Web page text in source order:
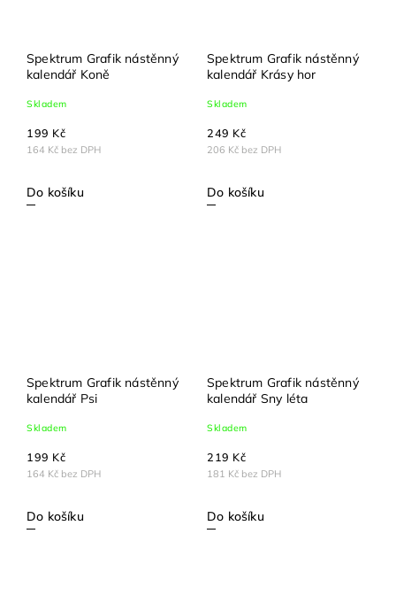
Spektrum Grafik nástěnný
kalendář Koně
Skladem
164 Kč bez DPH
199 Kč
Do košíku
Spektrum Grafik nástěnný
kalendář Krásy hor
Skladem
206 Kč bez DPH
249 Kč
Do košíku
Spektrum Grafik nástěnný
kalendář Psi
Skladem
164 Kč bez DPH
199 Kč
Do košíku
Spektrum Grafik nástěnný
kalendář Sny léta
Skladem
181 Kč bez DPH
219 Kč
Do košíku